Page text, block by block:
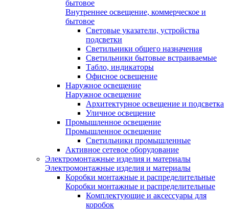
бытовое
Внутреннее освещение, коммерческое и
бытовое
Световые указатели, устройства
подсветки
Светильники общего назначения
Светильники бытовые встраиваемые
Табло, индикаторы
Офисное освещение
Наружное освещение
Наружное освещение
Архитектурное освещение и подсветка
Уличное освещение
Промышленное освещение
Промышленное освещение
Светильники промышленные
Активное сетевое оборудование
Электромонтажные изделия и материалы
Электромонтажные изделия и материалы
Коробки монтажные и распределительные
Коробки монтажные и распределительные
Комплектующие и аксессуары для
коробок